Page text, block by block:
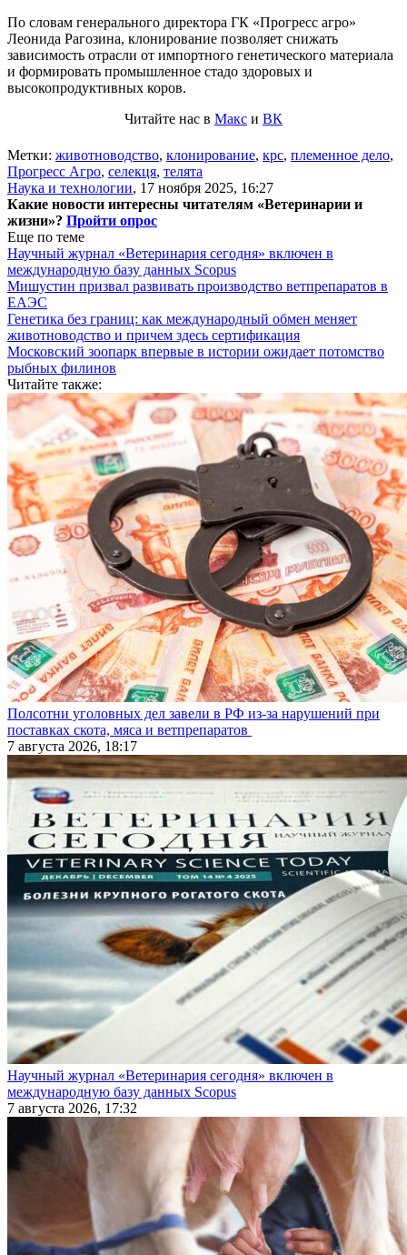
По словам генерального директора ГК «Прогресс агро»
Леонида Рагозина, клонирование позволяет снижать
зависимость отрасли от импортного генетического материала
и формировать промышленное стадо здоровых и
высокопродуктивных коров.
Читайте нас в Макс и ВК
Метки: животноводство, клонирование, крс, племенное дело,
Прогресс Агро, селекця, телята
Наука и технологии, 17 ноября 2025, 16:27
Какие новости интересны читателям «Ветеринарии и
жизни»? Пройти опрос
Еще по теме
Научный журнал «Ветеринария сегодня» включен в
международную базу данных Scopus
Мишустин призвал развивать производство ветпрепаратов в
ЕАЭС
Генетика без границ: как международный обмен меняет
животноводство и причем здесь сертификация
Московский зоопарк впервые в истории ожидает потомство
рыбных филинов
Читайте также:
Полсотни уголовных дел завели в РФ из-за нарушений при
поставках скота, мяса и ветпрепаратов
7 августа 2026, 18:17
Научный журнал «Ветеринария сегодня» включен в
международную базу данных Scopus
7 августа 2026, 17:32